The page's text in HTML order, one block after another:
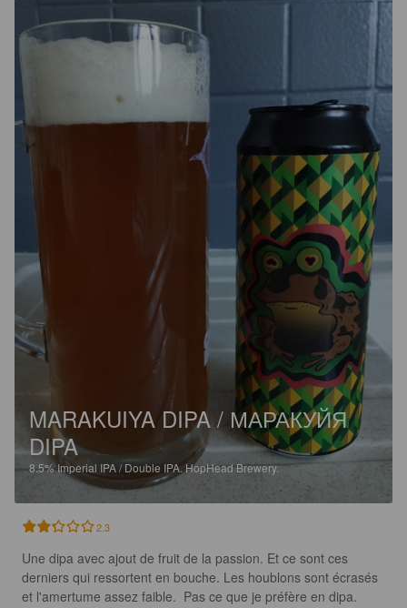
MARAKUIYA DIPA / МАРАКУЙЯ
DIPA
8.5%Imperial IPA / Double IPA.HopHead Brewery.
2.3
Une dipa avec ajout de fruit de la passion. Et ce sont ces
derniers qui ressortent en bouche. Les houblons sont écrasés
et l'amertume assez faible.  Pas ce que je préfère en dipa.